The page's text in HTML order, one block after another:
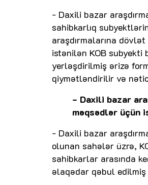
- Daxili bazar
sahibkarlıq
araşdırmalarına
istənilən KOB subyekti
yerləşdirilmiş ərizə
qiymətləndirilir və
- Daxili bazar
məqsədlər üçün
- Daxili bazar
olunan sahələr üzrə,
sahibkarlar arasında
əlaqədar qəbul